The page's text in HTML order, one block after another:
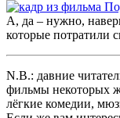
А, да – нужно,
которые потратили
N.B.: давние
фильмы некоторых
лёгкие комедии,